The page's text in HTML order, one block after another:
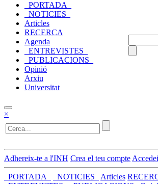
_PORTADA_
_NOTICIES_
Articles
RECERCA
Agenda
_ENTREVISTES_
_PUBLICACIONS_
Opinió
Arxiu
Universitat
×
Adhereix-te a l'INH Crea el teu compte
_PORTADA_ _NOTICIES_ Articles